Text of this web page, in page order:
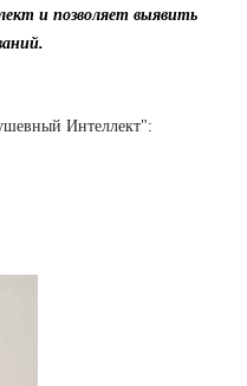
и позволяет выявить
Интеллект":